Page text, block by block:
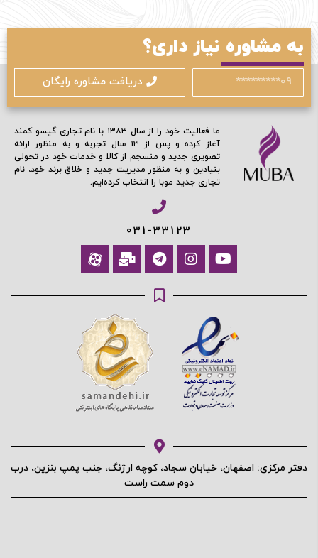
به مشاوره نیاز داری؟
دریافت مشاوره رایگان
ما فعالیت خود را از سال ۱۳۸۳ با نام تجاری گیسو کمند
آغاز کرده و پس از ۱۳ سال تجربه و به منظور ارائه
تصویری جدید و منسجم از کالا و خدمات خود در تحولی
بنیادین و به منظور مدیریت جدید و خلاق برند خود، نام
تجاری جدید موبا را انتخاب کرده‌ایم.
031-33123
دفتر مرکزی: اصفهان، خیابان سجاد، کوچه ارژنگ، جنب پمپ بنزین، درب
دوم سمت راست